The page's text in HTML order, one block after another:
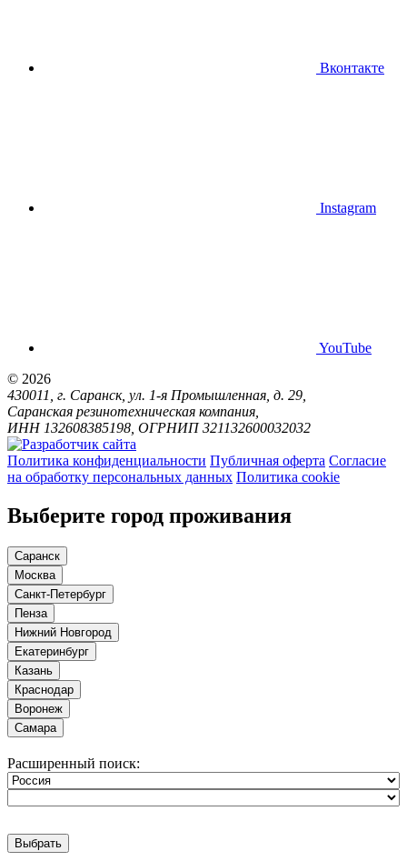
Вконтакте
Instagram
YouTube
© 2026
430011, г. Саранск, ул. 1-я Промышленная, д. 29,
Саранская резинотехническая компания,
ИНН 132608385198, ОГРНИП 321132600032032
Политика конфиденциальности Публичная оферта Согласие
на обработку персональных данных Политика cookie
Выберите город проживания
Саранск
Москва
Санкт-Петербург
Пенза
Нижний Новгород
Екатеринбург
Казань
Краснодар
Воронеж
Самара
Расширенный поиск:
Выбрать